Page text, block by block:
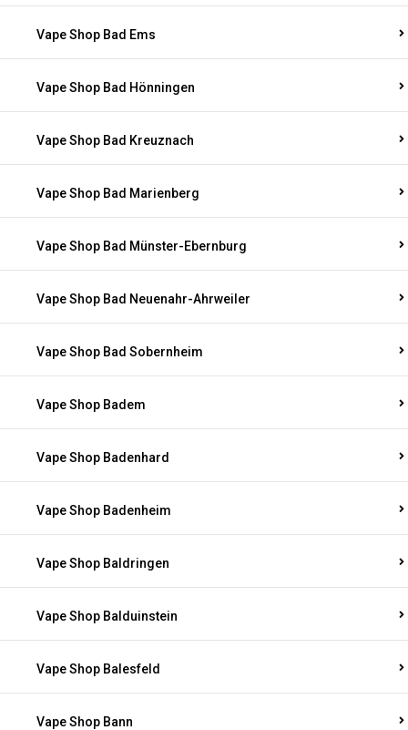
Vape Shop Bad Ems
Vape Shop Bad Hönningen
Vape Shop Bad Kreuznach
Vape Shop Bad Marienberg
Vape Shop Bad Münster-Ebernburg
Vape Shop Bad Neuenahr-Ahrweiler
Vape Shop Bad Sobernheim
Vape Shop Badem
Vape Shop Badenhard
Vape Shop Badenheim
Vape Shop Baldringen
Vape Shop Balduinstein
Vape Shop Balesfeld
Vape Shop Bann